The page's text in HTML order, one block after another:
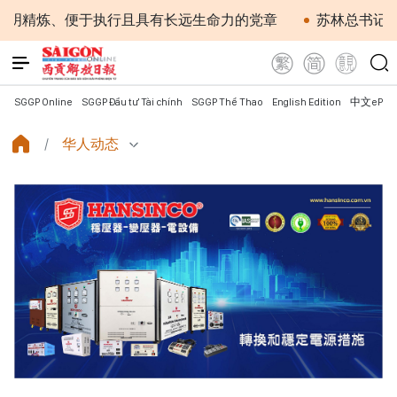
且具有长远生命力的党章 苏林总书记、国家主席会见东
SGGP Online SGGP Đầu tư Tài chính SGGP Thể Thao English Edition 中文
华人动态